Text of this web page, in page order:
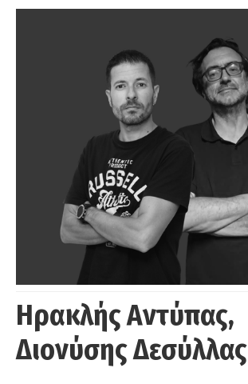
Ηρακλής Αντύπας,
Διονύσης Δεσύλλας